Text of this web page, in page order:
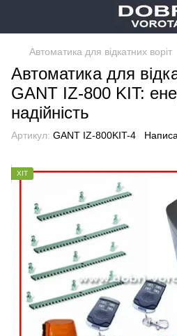
Автоматика для відкатних воріт
Автоматика для
GANT IZ-800 KIT:
надійність
Артикул: GANT IZ-800KIT-4
ХІТ